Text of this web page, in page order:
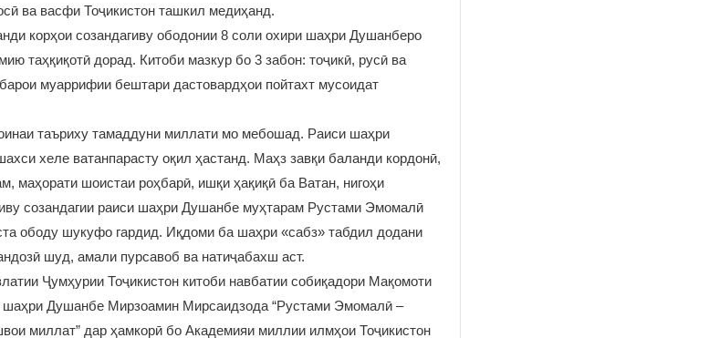
ва васфи Тоҷикистон ташкил медиҳанд.
корҳои созандагиву ободонии 8 соли охири шаҳри Душанберо
таҳқиқотӣ дорад. Китоби мазкур бо 3 забон: тоҷикӣ, русӣ ва
муаррифии бештари дастовардҳои пойтахт мусоидат
таъриху тамаддуни миллати мо мебошад. Раиси шаҳри
хеле ватанпарасту оқил ҳастанд. Маҳз завқи баланди кордонӣ,
маҳорати шоистаи роҳбарӣ, ишқи ҳақиқӣ ба Ватан, нигоҳи
созандагии раиси шаҳри Душанбе муҳтарам Рустами Эмомалӣ
ободу шукуфо гардид. Иқдоми ба шаҳри «сабз» табдил додани
шуд, амали пурсавоб ва натиҷабахш аст.
Ҷумҳурии Тоҷикистон китоби навбатии собиқадори Мақомоти
шаҳри Душанбе Мирзоамин Мирсаидзода “Рустами Эмомалӣ –
миллат” дар ҳамкорӣ бо Академияи миллии илмҳои Тоҷикистон